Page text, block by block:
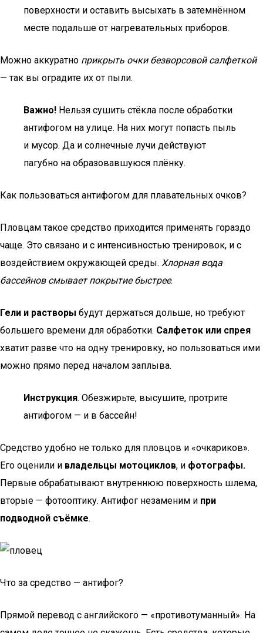
поверхности и оставить высыхать в затемнённом
месте подальше от нагревательных приборов.
Можно аккуратно прикрыть очки безворсовой салфеткой
— так вы оградите их от пыли.
Важно! Нельзя сушить стёкла после обработки
антифогом на улице. На них могут попасть пыль
и мусор. Да и солнечные лучи действуют
пагубно на образовавшуюся плёнку.
Как пользоваться антифогом для плавательных очков?
Пловцам такое средство приходится применять гораздо
чаще. Это связано и с интенсивностью тренировок, и с
воздействием окружающей среды. Хлорная вода
бассейнов смывает покрытие быстрее.
Гели и растворы будут держаться дольше, но требуют
большего времени для обработки. Салфеток или спрея
хватит разве что на одну тренировку, но пользоваться ими
можно прямо перед началом заплыва.
Инструкция. Обезжирьте, высушите, протрите
антифогом — и в бассейн!
Средство удобно не только для пловцов и «очкариков».
Его оценили и владельцы мотоциклов, и фотографы.
Первые обрабатывают внутреннюю поверхность шлема,
вторые — фотооптику. Антифог незаменим и при
подводной съёмке.
Что за средство — антифог?
Прямой перевод с английского — «противотуманный». На